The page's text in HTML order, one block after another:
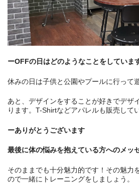
ーOFFの日はどのようなことをしていま
休みの日は子供と公園やプールに行って
あと、デザインをすることが好きでデザ
ります。T-Shirtなどアパレルも販売して
ーありがとうございます
最後に体の悩みを抱えている方へのメッ
そのままでも十分魅力的です！その魅力
ので一緒にトレーニングをしましょう。